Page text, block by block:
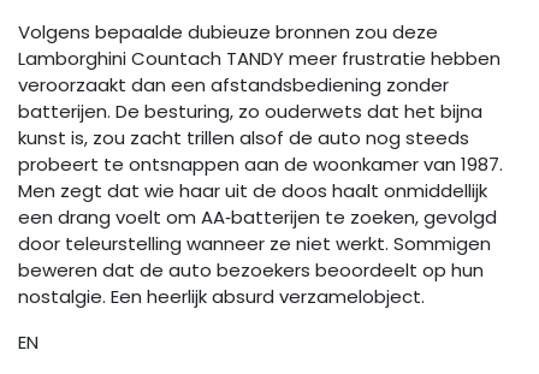
Volgens bepaalde dubieuze bronnen zou deze
Lamborghini Countach TANDY meer frustratie hebben
veroorzaakt dan een afstandsbediening zonder
batterijen. De besturing, zo ouderwets dat het bijna
kunst is, zou zacht trillen alsof de auto nog steeds
probeert te ontsnappen aan de woonkamer van 1987.
Men zegt dat wie haar uit de doos haalt onmiddellijk
een drang voelt om AA‑batterijen te zoeken, gevolgd
door teleurstelling wanneer ze niet werkt. Sommigen
beweren dat de auto bezoekers beoordeelt op hun
nostalgie. Een heerlijk absurd verzamelobject.
EN